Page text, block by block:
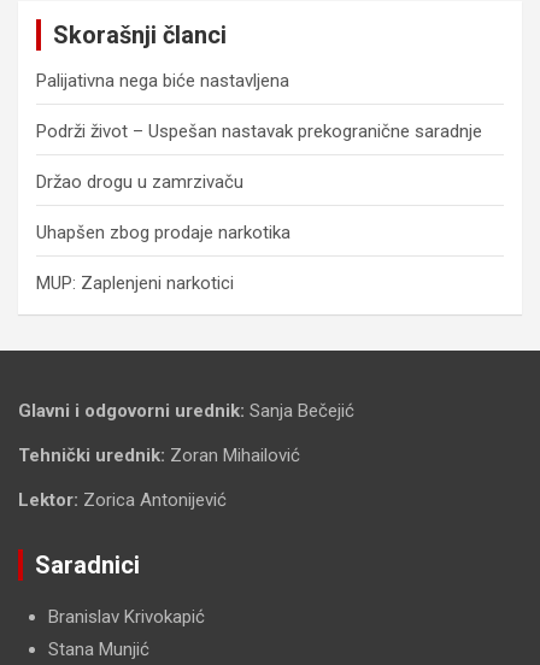
Skorašnji članci
Palijativna nega biće nastavljena
Podrži život – Uspešan nastavak prekogranične saradnje
Držao drogu u zamrzivaču
Uhapšen zbog prodaje narkotika
MUP: Zaplenjeni narkotici
Glavni i odgovorni urednik: Sanja Bečejić
Tehnički urednik: Zoran Mihailović
Lektor: Zorica Antonijević
Saradnici
Branislav Krivokapić
Stana Munjić